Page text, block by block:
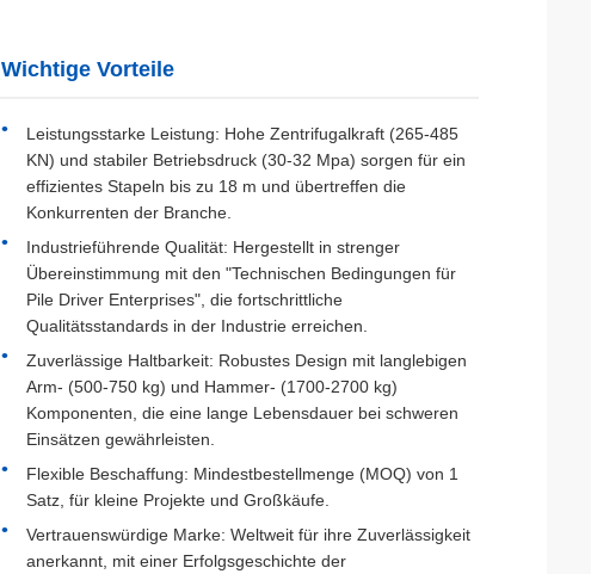
Wichtige Vorteile
Leistungsstarke Leistung: Hohe Zentrifugalkraft (265-485
KN) und stabiler Betriebsdruck (30-32 Mpa) sorgen für ein
effizientes Stapeln bis zu 18 m und übertreffen die
Konkurrenten der Branche.
Industrieführende Qualität: Hergestellt in strenger
Übereinstimmung mit den "Technischen Bedingungen für
Pile Driver Enterprises", die fortschrittliche
Qualitätsstandards in der Industrie erreichen.
Zuverlässige Haltbarkeit: Robustes Design mit langlebigen
Arm- (500-750 kg) und Hammer- (1700-2700 kg)
Komponenten, die eine lange Lebensdauer bei schweren
Einsätzen gewährleisten.
Flexible Beschaffung: Mindestbestellmenge (MOQ) von 1
Satz, für kleine Projekte und Großkäufe.
Vertrauenswürdige Marke: Weltweit für ihre Zuverlässigkeit
anerkannt, mit einer Erfolgsgeschichte der